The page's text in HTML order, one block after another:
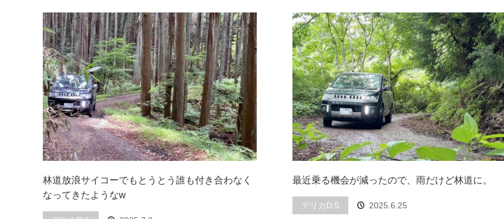
林道放浪サイコーでもとうとう誰も付き合わなく
なってきたようなw
最近乗る機会が減ったので、雨だけど林道に。
デリカD:5 2025.6.25